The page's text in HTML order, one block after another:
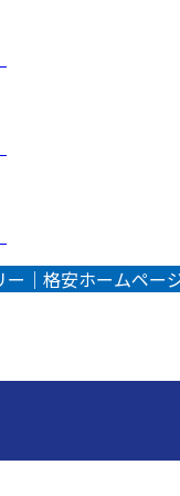
｜格安ホームペー